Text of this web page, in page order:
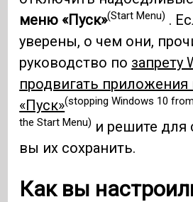
меню «Пуск»(Start Menu) .
уверены, о чем они,
руководство по запрету
продвигать
«Пуск»(stopping Windows 10
the Start Menu) и решите для
вы их сохранить.
Как вы